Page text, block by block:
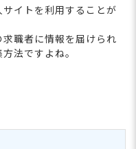
イトを利用することが
職者に情報を届けられ
法ですよね。